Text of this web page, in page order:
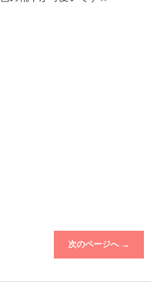
次のページへ →